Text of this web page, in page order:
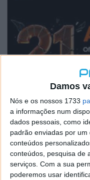
Damos
Nós e os nossos 1733
a informações num
dados pessoais, como
padrão enviadas por
conteúdos
conteúdos, pesquisa de
serviços. Com a sua
poderemos usar